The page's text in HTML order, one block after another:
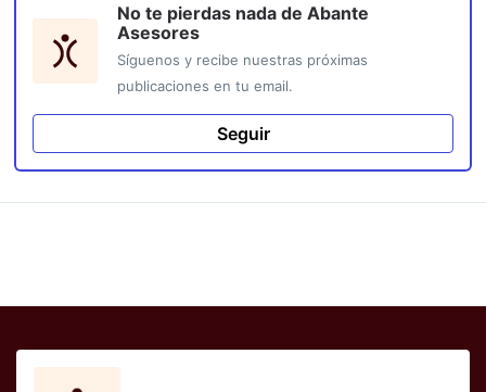
No te pierdas nada de Abante
Asesores
Síguenos y recibe nuestras próximas
publicaciones en tu email.
Seguir